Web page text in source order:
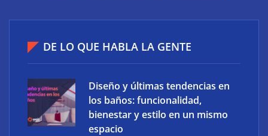
DE LO QUE HABLA LA GENTE
Diseño y últimas tendencias en
los baños: funcionalidad,
bienestar y estilo en un mismo
espacio